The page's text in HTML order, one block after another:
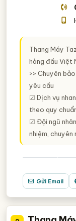
Thang Máy
hàng đầu Việt
>> Chuyên
yêu cầu
☑ Dịch vụ
theo quy
☑ Đội ngũ
nhiệm, chuyên
Gửi Email